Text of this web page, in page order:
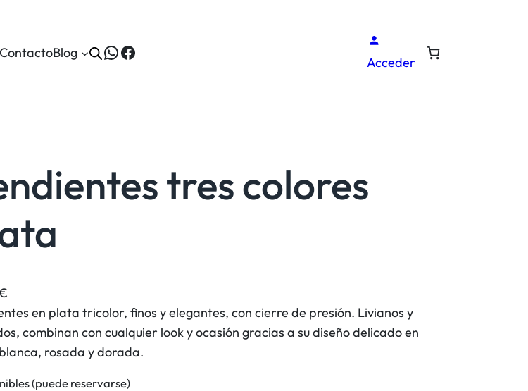
ContactoBlog WhatsApp
Facebook Acceder
tres colores
en plata tricolor, finos y elegantes, con cierre de presión. Livianos y
combinan con cualquier look y ocasión gracias a su diseño delicado en
rosada y dorada.
(puede reservarse)